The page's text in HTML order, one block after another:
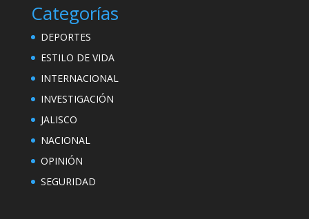
Categorías
DEPORTES
ESTILO DE VIDA
INTERNACIONAL
INVESTIGACIÓN
JALISCO
NACIONAL
OPINIÓN
SEGURIDAD